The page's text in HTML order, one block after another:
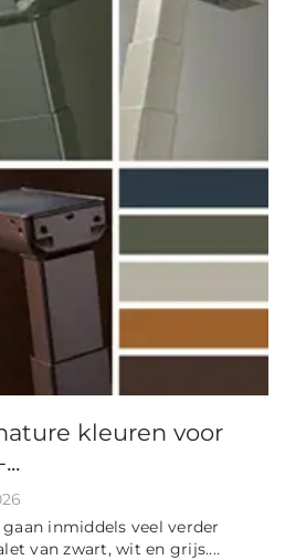
kleuren voor
inmiddels veel verder
van zwart, wit en grijs....